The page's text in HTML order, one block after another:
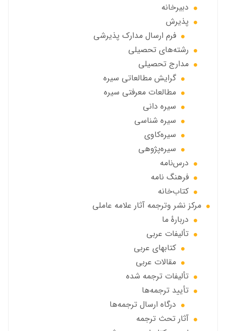
دبيرخانه
پذيرش
فرم ارسال مدارك پذيرشى
رشته‌هاي تحصيلي
مدارج تحصیلی
گرايش مطالعاتي سیره
مطالعات معرفتی سیره
سیره دانی
سیره شناسی
سیره‌کاوی
سیره‌پژوهی
درس‌نامه
فرهنگ نامه
کتاب‌خانه
مركز نشر وترجمه آثار علامه عاملی
دربارهٔ ما
تألیفات عربی
کتابهای عربی
مقالات عربی
تألیفات ترجمه شده
تأیید ترجمه‌ها
درگاه ارسال ترجمه‌ها
آثار تحث ترجمه